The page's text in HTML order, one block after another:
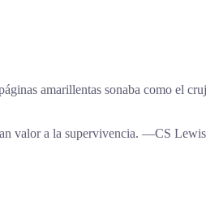
amarillentas sonaba como el
valor a la supervivencia. —CS